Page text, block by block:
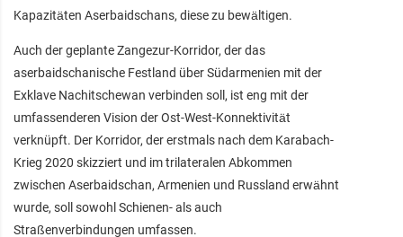
Kapazitäten Aserbaidschans, diese zu bewältigen.
Auch der geplante Zangezur-Korridor, der das
aserbaidschanische Festland über Südarmenien mit der
Exklave Nachitschewan verbinden soll, ist eng mit der
umfassenderen Vision der Ost-West-Konnektivität
verknüpft. Der Korridor, der erstmals nach dem Karabach-
Krieg 2020 skizziert und im trilateralen Abkommen
zwischen Aserbaidschan, Armenien und Russland erwähnt
wurde, soll sowohl Schienen- als auch
Straßenverbindungen umfassen.